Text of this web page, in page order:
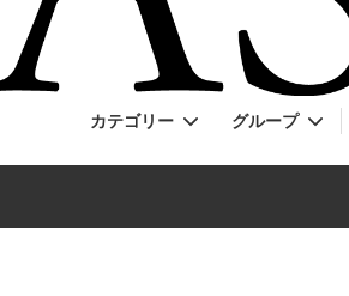
カテゴリー グループ